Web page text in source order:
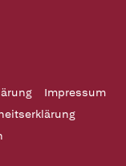
Impressum